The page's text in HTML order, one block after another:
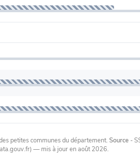
petites communes du département. Source -
— mis à jour en août 2026.